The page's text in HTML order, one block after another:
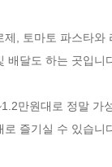
제, 토마토 파스타와
배달도 하는 곳입니
만원대로 정말 가
즐기실 수 있습니